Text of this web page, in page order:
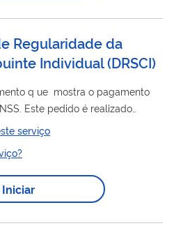
Regularidade da
Individual(DRSCI)
não precisa ir ao INSS.
serviço
Iniciar